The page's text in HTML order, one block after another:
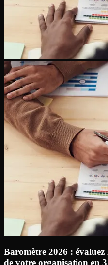
Baromètre 2026 :
de votre organisation en